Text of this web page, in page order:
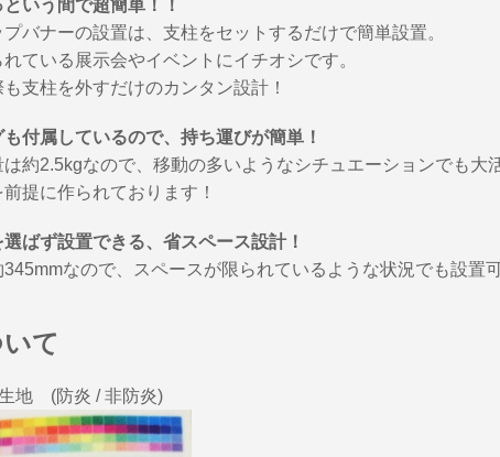
いう間で超簡単！！
プバナーの設置は、支柱をセットするだけで簡単設置。
ている展示会やイベントにイチオシです。
支柱を外すだけのカンタン設計！
付属しているので、持ち運びが簡単！
約2.5kgなので、移動の多いようなシチュエーションでも大
提に作られております！
ばず設置できる、省スペース設計！
なので、スペースが限られているような状況でも設置
て
地 (防炎 / 非防炎)